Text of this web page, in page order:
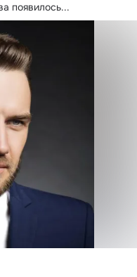
появилось...